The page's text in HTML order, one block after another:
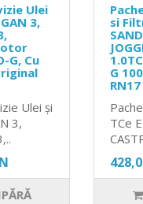
Ulei
3,
G, Cu
Ulei și
3,
si
G
RN17
TCe